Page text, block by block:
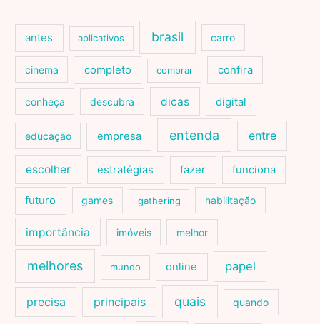
antes aplicativos brasil carro
cinema completo comprar confira
conheça descubra dicas digital
educação empresa entenda entre
escolher estratégias fazer funciona
futuro games gathering habilitação
importância imóveis melhor
melhores mundo online papel
precisa principais quais quando